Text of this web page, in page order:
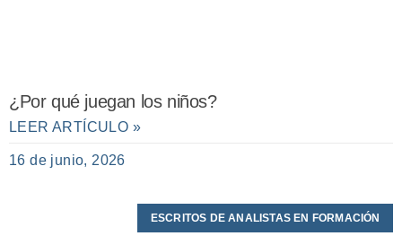
¿Por qué juegan los niños?
LEER ARTÍCULO »
16 de junio, 2026
ESCRITOS DE ANALISTAS EN FORMACIÓN